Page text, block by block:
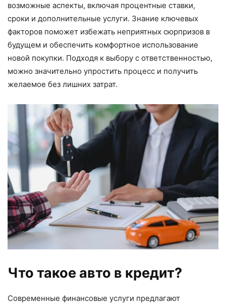
возможные аспекты, включая процентные ставки,
сроки и дополнительные услуги. Знание ключевых
факторов поможет избежать неприятных сюрпризов в
будущем и обеспечить комфортное использование
новой покупки. Подходя к выбору с ответственностью,
можно значительно упростить процесс и получить
желаемое без лишних затрат.
Что такое авто в кредит?
Современные финансовые услуги предлагают